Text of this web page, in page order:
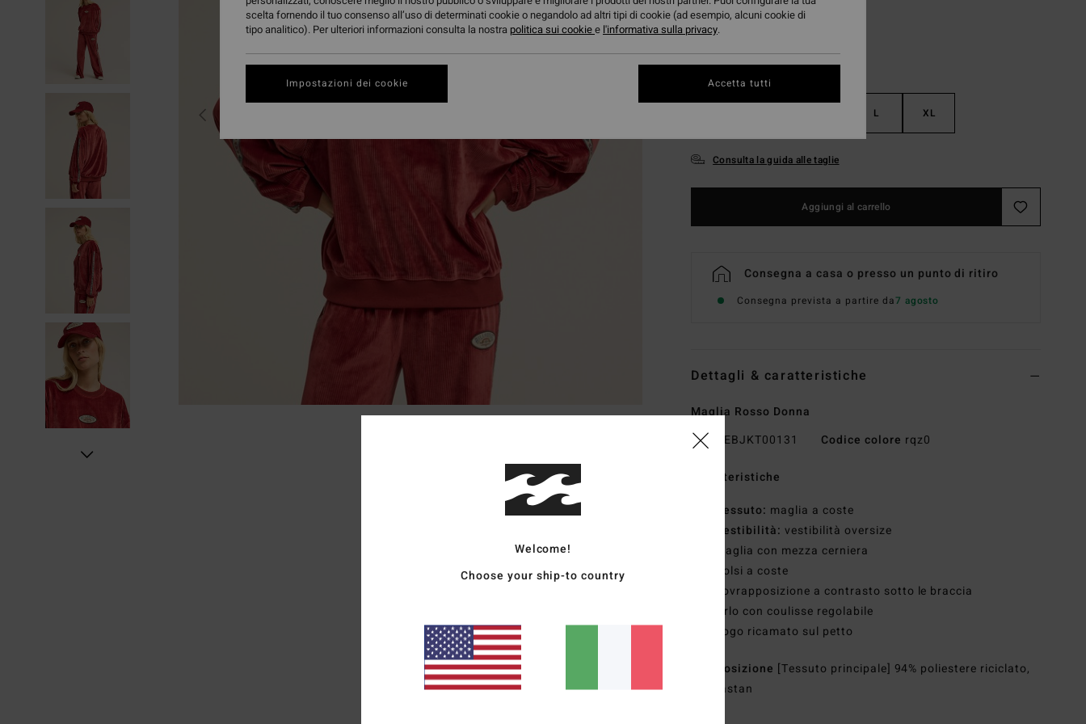
L XL
Consulta la guida alle taglie
Aggiungi al carrello
Consegna a casa o presso un punto di ritiro
Consegna prevista a partire da7 agosto
Dettagli & caratteristiche
Maglia Rosso Donna
Style
EBJKT00131 Codice colore rqz0
Caratteristiche
Tessuto: maglia a coste
Vestibilità: vestibilità oversize
Maglia con mezza cerniera
Polsi a coste
Sovrapposizione a contrasto sotto le braccia
Orlo con coulisse regolabile
Logo ricamato sul petto
Composizione [Tessuto principale] 94% poliestere riciclato,
6% elastan
Welcome!
Choose your ship-to country
scelta fornendo il tuo consenso all’uso di determinati cookie o negandolo ad altri tipi di cookie (ad esempio, alcuni cookie di
tipo analitico). Per ulteriori informazioni consulta la nostra politica sui cookiee l'informativa sulla privacy.
Impostazioni dei cookie Accetta tutti